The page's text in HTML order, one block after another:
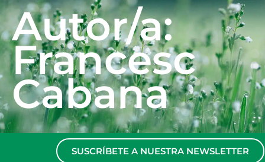
Autor/a:
Francesc
Cabana
SUSCRÍBETE A NUESTRA NEWSLETTER